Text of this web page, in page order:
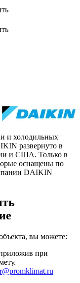
и холодильных
развернуто в
и США. Только в
оснащены по
DAIKIN
вы можете:
при